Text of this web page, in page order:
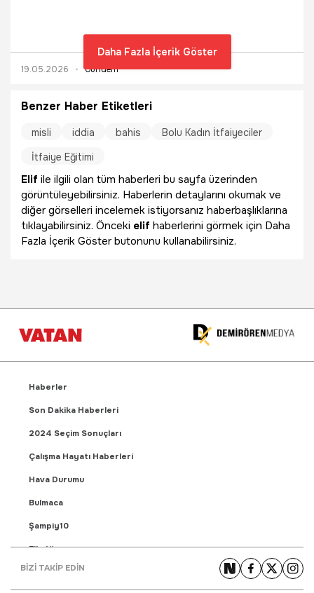
19.05.2026 Gündem
Daha Fazla İçerik Göster
Benzer Haber Etiketleri
misli iddia bahis
Bolu Kadın İtfaiyeciler
İtfaiye Eğitimi
Elif ile ilgili olan tüm haberleri bu sayfa üzerinden
görüntüleyebilirsiniz. Haberlerin detaylarını okumak ve
diğer görselleri incelemek istiyorsanız haberbaşlıklarına
tıklayabilirsiniz. Önceki elif haberlerini görmek için Daha
Fazla İçerik Göster butonunu kullanabilirsiniz.
Haberler
Son Dakika Haberleri
2024 Seçim Sonuçları
Çalışma Hayatı Haberleri
Hava Durumu
Bulmaca
Şampiy10
Fikstür
Puan Durumu
BİZİ TAKİP EDİN